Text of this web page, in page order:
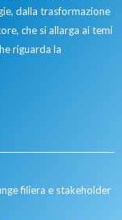
dalla trasformazione
che si allarga ai temi
riguarda la
filiera e stakeholder